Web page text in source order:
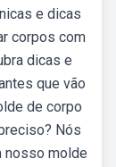
e dicas
corpos com
dicas e
que vão
de corpo
Nós
nosso molde